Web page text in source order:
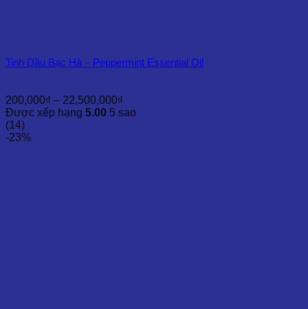
Tinh Dầu Bạc Hà – Peppermint Essential Oil
200,000₫ – 22,500,000₫
giá:
Được xếp hạng 5.00 5 sao
(14)
-23%